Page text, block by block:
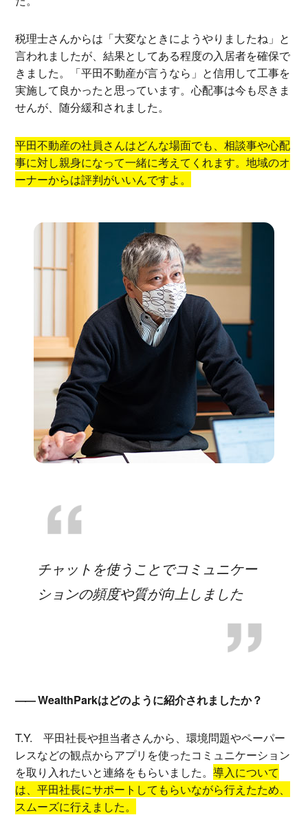
税理士さんからは「大変なときにようやりましたね」と
言われましたが、結果としてある程度の入居者を確保で
きました。「平田不動産が言うなら」と信用して工事を
実施して良かったと思っています。心配事は今も尽きま
せんが、随分緩和されました。
平田不動産の社員さんはどんな場面でも、相談事や心配
事に対し親身になって一緒に考えてくれます。地域のオ
ーナーからは評判がいいんですよ。
チャットを使うことでコミュニケー
ションの頻度や質が向上しました
WealthParkはどのように紹介されましたか？
T.Y. 平田社長や担当者さんから、環境問題やペーパー
レスなどの観点からアプリを使ったコミュニケーション
を取り入れたいと連絡をもらいました。導入について
は、平田社長にサポートしてもらいながら行えたため、
スムーズに行えました。